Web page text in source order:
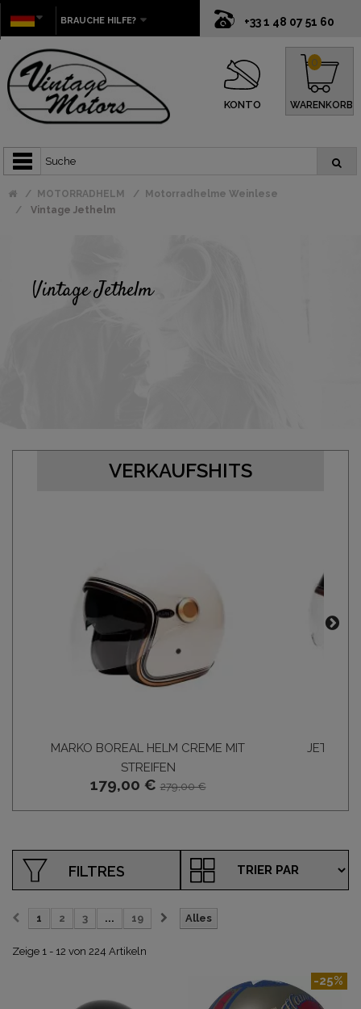
+33 1 48 07 51 60
BRAUCHE HILFE?
KONTO WARENKORB
0
MOTORRADHELM
Motorradhelme Weinlese
Vintage Jethelm
Vintage Jethelm
VERKAUFSHITS
MARKO BOREAL HELM CREME MIT
STREIFEN
179,00 €279,00 €
JET
FILTRES
Alles
1 2 3 ... 19
Zeige 1 - 12 von 224 Artikeln
-25%